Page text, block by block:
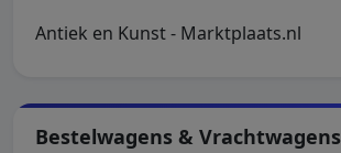
Antiek en Kunst - Marktplaats.nl
Bestelwagens & Vrachtwagens